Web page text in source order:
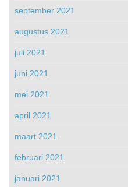
september 2021
augustus 2021
juli 2021
juni 2021
mei 2021
april 2021
maart 2021
februari 2021
januari 2021